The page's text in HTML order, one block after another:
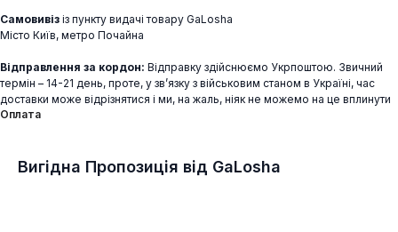
Самовивіз із пункту видачі товару GaLosha
Місто Київ, метро Почайна
Відправлення за кордон: Відправку здійснюємо Укрпоштою. Звичний
термін – 14-21 день, проте, у зв’язку з військовим станом в Україні, час
доставки може відрізнятися і ми, на жаль, ніяк не можемо на це вплинути
Оплата
Вигідна Пропозиція від GaLosha